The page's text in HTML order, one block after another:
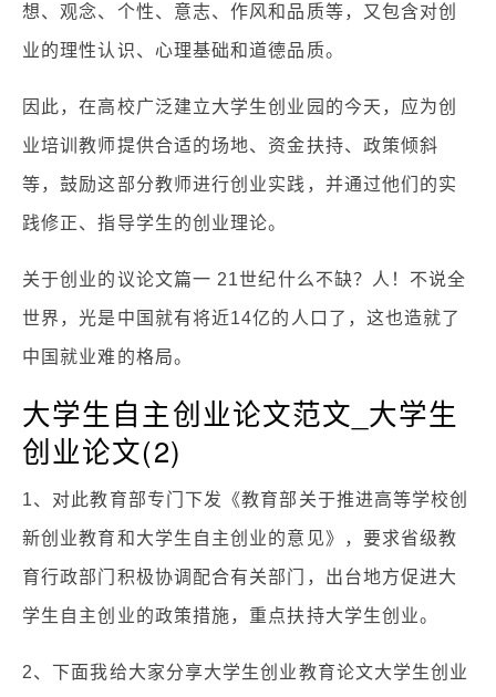
想、观念、个性、意志、作风和品质等，又包含对创
业的理性认识、心理基础和道德品质。
因此，在高校广泛建立大学生创业园的今天，应为创
业培训教师提供合适的场地、资金扶持、政策倾斜
等，鼓励这部分教师进行创业实践，并通过他们的实
践修正、指导学生的创业理论。
关于创业的议论文篇一 21世纪什么不缺？人！不说全
世界，光是中国就有将近14亿的人口了，这也造就了
中国就业难的格局。
大学生自主创业论文范文_大学生
创业论文(2)
1、对此教育部专门下发《教育部关于推进高等学校创
新创业教育和大学生自主创业的意见》，要求省级教
育行政部门积极协调配合有关部门，出台地方促进大
学生自主创业的政策措施，重点扶持大学生创业。
2、下面我给大家分享大学生创业教育论文大学生创业